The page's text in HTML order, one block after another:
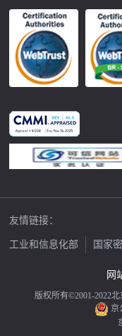
友情链接：
工业和信息化部 国家
网
版权所有©2001-2022
京